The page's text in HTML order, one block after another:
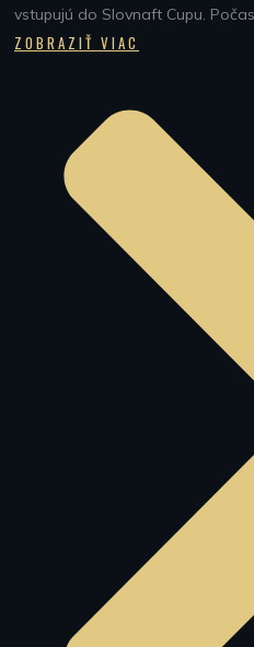
vstupujú do Slovnaft Cupu. Počas
ZOBRAZIŤ VIAC